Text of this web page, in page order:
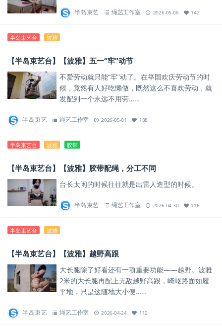
半岛束艺 绳艺工作室 2026-05-06 142
半岛束艺台 波雅
【半岛束艺台】【波雅】五一“牢”动节
不爱劳动就只能“牢”动了。在举国欢庆劳动节的时
候，竟然有人好吃懒做，既然这么不喜欢劳动，就
发配到一个永远不用劳……
半岛束艺 绳艺工作室 2026-05-01 188
半岛束艺台 波雅 胶带
【半岛束艺台】【波雅】胶带配绳，分工不同
台长太闲的时候往往就是出雷人造型的时候。
半岛束艺 绳艺工作室 2026-04-30 116
半岛束艺台 波雅
【半岛束艺台】【波雅】越野高跟
大长腿除了好看还有一项重要功能——越野。波雅
2米的大长腿再配上无敌越野高跟，崎岖路面如履
平地，只是这随地大小便……
半岛束艺 绳艺工作室 2026-04-24 112